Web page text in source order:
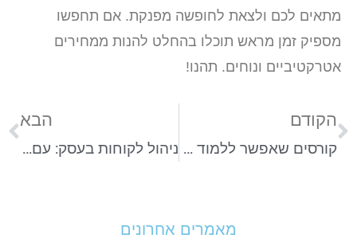
מתאים לכם ולצאת לחופשה מפנקת. אם תחפשו
מספיק זמן מראש תוכלו בהחלט להנות ממחירים
אטרקטיביים ונוחים. תהנו!
הקודם
קורסים שאפשר ללמוד מהבית
הבא
ניהול לקוחות בעסק: עם Holistic CRM עובדים בראש שקט
מאמרים אחרונים